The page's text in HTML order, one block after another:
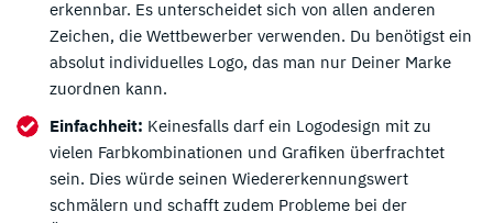
erkennbar. Es unterscheidet sich von allen anderen
Zeichen, die Wettbewerber verwenden. Du benötigst ein
absolut individuelles Logo, das man nur Deiner Marke
zuordnen kann.
Einfachheit: Keinesfalls darf ein Logodesign mit zu
vielen Farbkombinationen und Grafiken überfrachtet
sein. Dies würde seinen Wiedererkennungswert
schmälern und schafft zudem Probleme bei der